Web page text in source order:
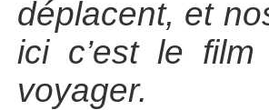
déplacent, et
ici c’est le
voyager.